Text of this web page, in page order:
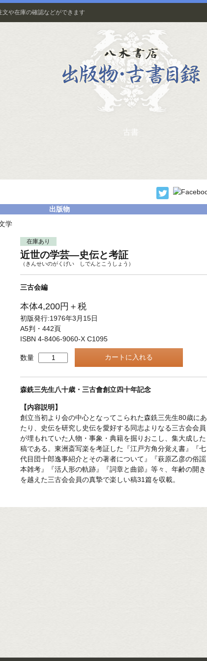
や在庫の確認などができます
古書
出版物
学
在庫あり
近世の学芸—史伝と考証
（きんせいのがくげい しでんとこうしょう）
三古会編
本体4,200円＋税
初版発行:1976年3月15日
A5判・442頁
ISBN 4-8406-9060-X C1095
数量
森銑三先生八十歳・三古會創立四十年記念
【内容説明】
創立当初より会の中心となってこられた森銑三先生80歳にあ
たり、史伝を研究し史伝を愛好する同志よりなる三古会会員
が埋もれていた人物・事象・典籍を掘りおこし、集大成した
稿である。東洲斎写楽を考証した『江戸方角分覚え書』『七
代目団十郎逸事紹介とその著者について』『萩原乙彦の俗謡
本雑考』『活人形の軌跡』『詞章と曲節』等々、年齢の開き
を越えた三古会会員の真摯で楽しい稿31篇を収載。